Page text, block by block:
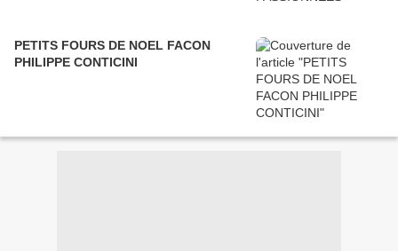
PETITS FOURS DE NOEL FACON
PHILIPPE CONTICINI